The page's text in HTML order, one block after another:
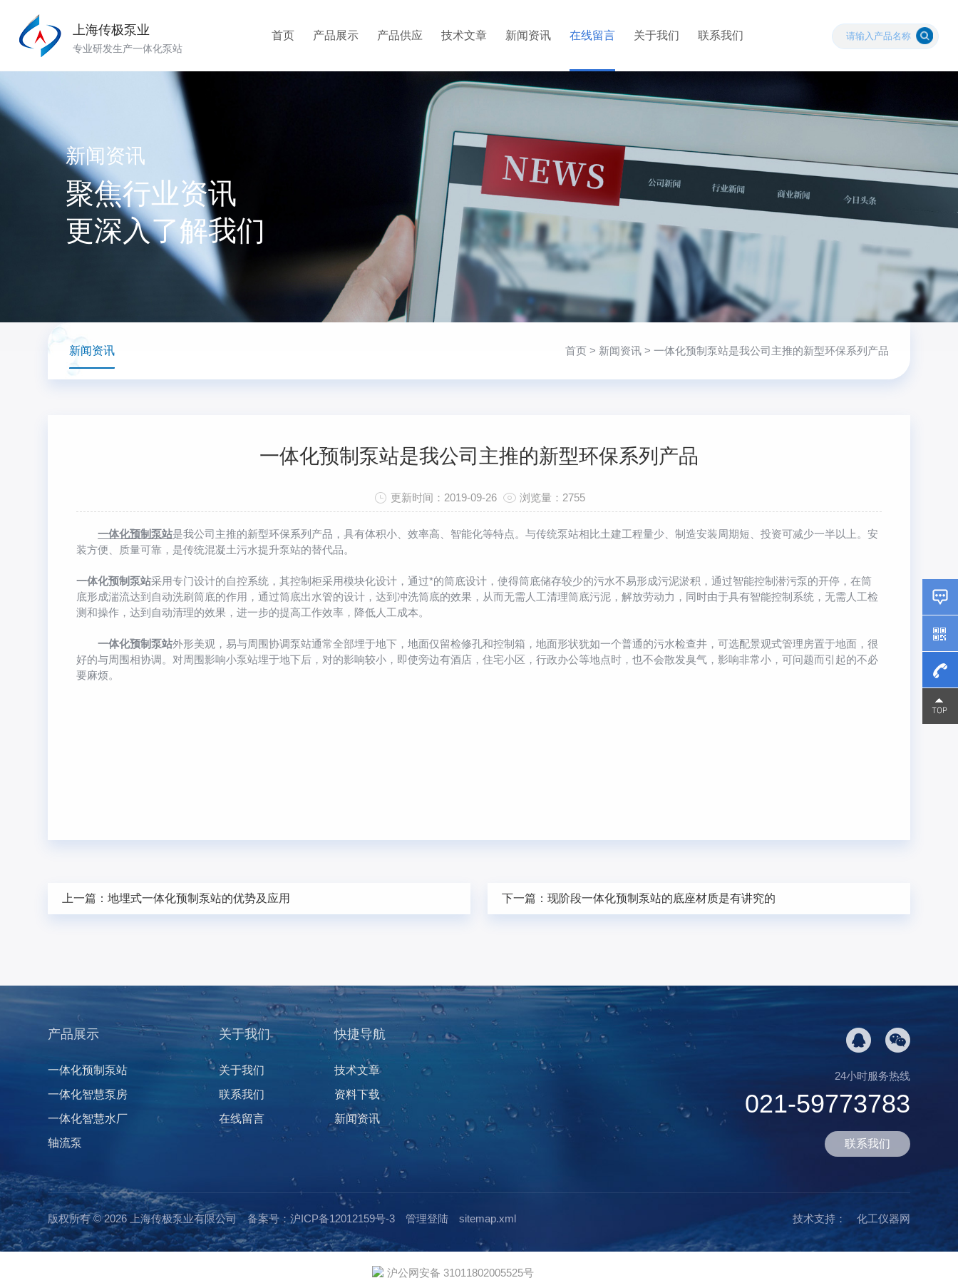
上海传极泵业
专业研发生产一体化泵站
首页 产品展示 产品供应 技术文章 新闻资讯 在线留言 关于我们 联系我们
新闻资讯
聚焦行业资讯
更深入了解我们
首页> 新闻资讯> 一体化预制泵站是我公司主推的新型环保系列产品
新闻资讯
一体化预制泵站是我公司主推的新型环保系列产品
更新时间：2019-09-26 浏览量：2755
一体化预制泵站是我公司主推的新型环保系列产品，具有体积小、效率高、智能化等特点。与传统泵站相比土建工程量少、制造安装周期短、投资可减少一半以上。安
装方便、质量可靠，是传统混凝土污水提升泵站的替代品。
一体化预制泵站采用专门设计的自控系统，其控制柜采用模块化设计，通过*的筒底设计，使得筒底储存较少的污水不易形成污泥淤积，通过智能控制潜污泵的开停，在筒
底形成湍流达到自动洗刷筒底的作用，通过筒底出水管的设计，达到冲洗筒底的效果，从而无需人工清理筒底污泥，解放劳动力，同时由于具有智能控制系统，无需人工检
测和操作，达到自动清理的效果，进一步的提高工作效率，降低人工成本。
一体化预制泵站外形美观，易与周围协调泵站通常全部埋于地下，地面仅留检修孔和控制箱，地面形状犹如一个普通的污水检查井，可选配景观式管理房置于地面，很
好的与周围相协调。对周围影响小泵站埋于地下后，对的影响较小，即使旁边有酒店，住宅小区，行政办公等地点时，也不会散发臭气，影响非常小，可问题而引起的不必
要麻烦。
上一篇：地埋式一体化预制泵站的优势及应用 下一篇：现阶段一体化预制泵站的底座材质是有讲究的
产品展示
一体化预制泵站
一体化智慧泵房
一体化智慧水厂
轴流泵
关于我们
关于我们
联系我们
在线留言
快捷导航
技术文章
资料下载
新闻资讯
24小时服务热线
021-59773783
联系我们
版权所有 © 2026 上海传极泵业有限公司备案号：沪ICP备12012159号-3 管理登陆 sitemap.xml 技术支持： 化工仪器网
沪公网安备 31011802005525号